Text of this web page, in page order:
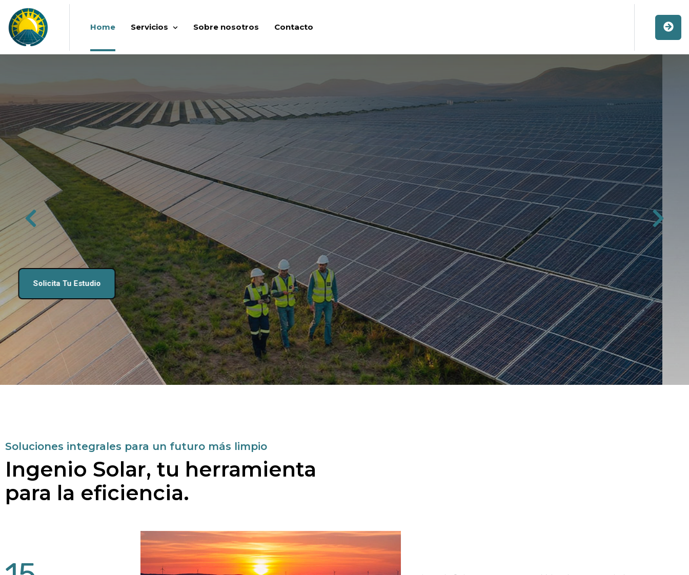
Home Servicios Sobre nosotros Contacto
Puntos de recarga
y movilidad
eléctrica
Ofrecemos el análisis e instalación de puntos de recarga para tu domicilio.
Empieza Tu Proyecto Hoy
Soluciones integrales para un futuro más limpio
Ingenio Solar, tu herramienta
para la eficiencia.